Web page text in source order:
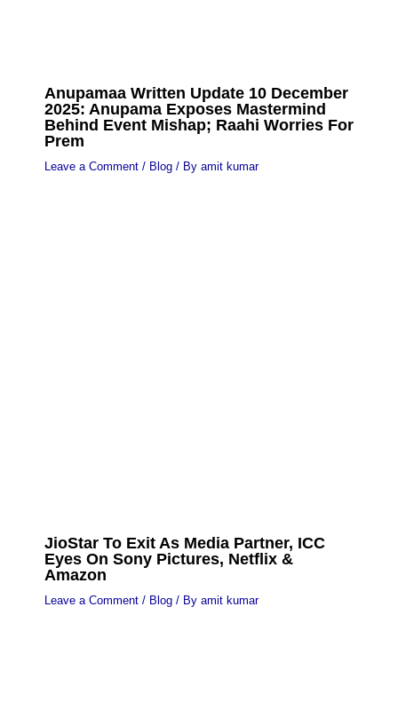
Anupamaa Written Update 10 December
2025: Anupama Exposes Mastermind
Behind Event Mishap; Raahi Worries For
Prem
Leave a Comment / Blog/ By amit kumar
JioStar To Exit As Media Partner, ICC
Eyes On Sony Pictures, Netflix &
Amazon
Leave a Comment / Blog/ By amit kumar